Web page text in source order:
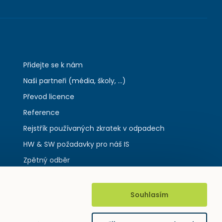
Přidejte se k nám
Naši partneři (média, školy, ...)
Převod licence
Reference
Rejstřík používaných zkratek v odpadech
HW & SW požadavky pro náš IS
Zpětný odběr
Souhlasím